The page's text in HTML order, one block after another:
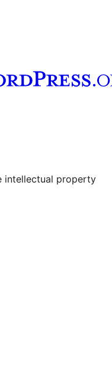
account
intellectual property